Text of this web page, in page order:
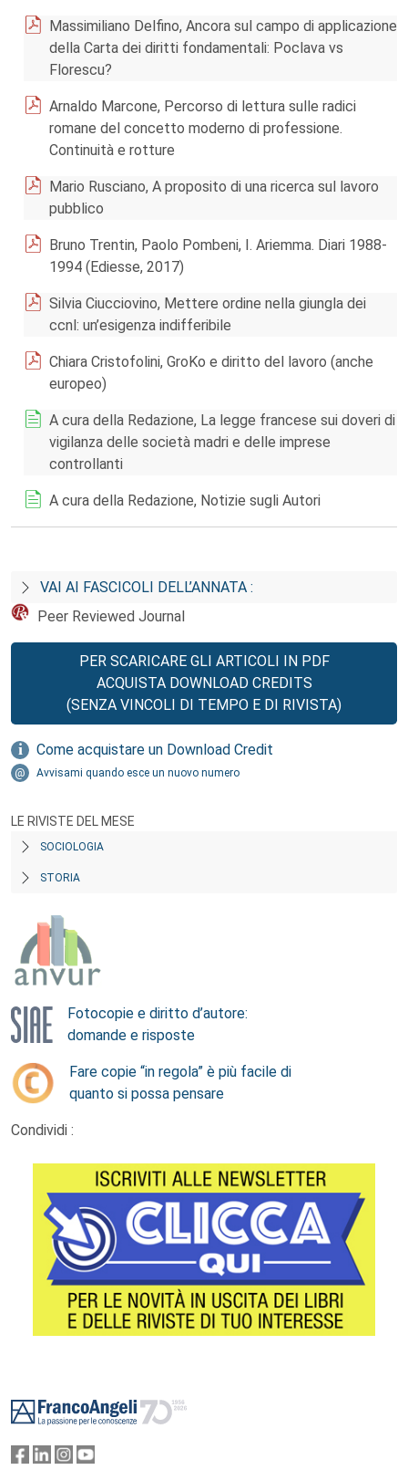
Massimiliano Delfino, Ancora sul campo di applicazione
della Carta dei diritti fondamentali: Poclava vs
Florescu?
Arnaldo Marcone, Percorso di lettura sulle radici
romane del concetto moderno di professione.
Continuità e rotture
Mario Rusciano, A proposito di una ricerca sul lavoro
pubblico
Bruno Trentin, Paolo Pombeni, I. Ariemma. Diari 1988-
1994 (Ediesse, 2017)
Silvia Ciucciovino, Mettere ordine nella giungla dei
ccnl: un’esigenza indifferibile
Chiara Cristofolini, GroKo e diritto del lavoro (anche
europeo)
A cura della Redazione, La legge francese sui doveri di
vigilanza delle società madri e delle imprese
controllanti
A cura della Redazione, Notizie sugli Autori
VAI AI FASCICOLI DELL’ANNATA :
Peer Reviewed Journal
PER SCARICARE GLI ARTICOLI IN PDF
ACQUISTA DOWNLOAD CREDITS
(SENZA VINCOLI DI TEMPO E DI RIVISTA)
Come acquistare un Download Credit
Avvisami quando esce un nuovo numero
LE RIVISTE DEL MESE
SOCIOLOGIA
STORIA
Fotocopie e diritto d’autore:
domande e risposte
Fare copie “in regola” è più facile di
quanto si possa pensare
Condividi :